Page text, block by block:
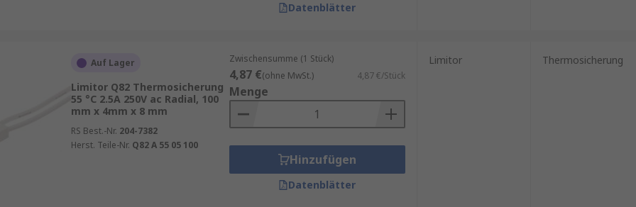
gleichermaßen.
ausschließlich auf Temperatur. Sobald die Umgebungstemperatur die spezifizierte
Draht oder eine Wachskugel und unterbricht dauerhaft den Stromfluss.
Datenblätter
Auf Lager
Limitor Q82 Thermosicherung
55 °C 2.5A 250V ac Radial, 100
mm x 4mm x 8 mm
RS Best.-Nr. 204-7382
Herst. Teile-Nr. Q82 A 55 05 100
Zwischensumme (1 Stück)
4,87 €(ohne MwSt.) 4,87 €/Stück
Menge
Hinzufügen
Datenblätter
Limitor Thermosicherung